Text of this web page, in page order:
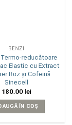
BENZI
reducătoare
Elastic cu Extract
Roz și Cofeină
Sinecell
180.00 lei
ÎN COȘ